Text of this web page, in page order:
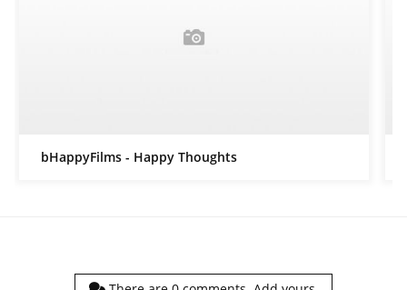
bHappyFilms - Happy Thoughts